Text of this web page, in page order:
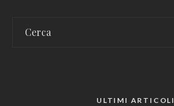
ULTIMI ARTICOLI